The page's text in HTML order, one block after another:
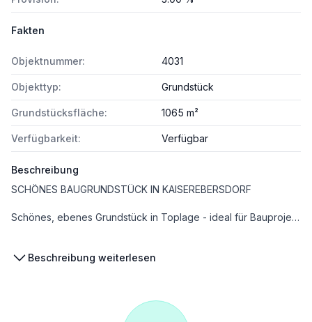
Fakten
Objektnummer: 4031
Objekttyp: Grundstück
Grundstücksfläche: 1065 m²
Verfügbarkeit: Verfügbar
Beschreibung
SCHÖNES BAUGRUNDSTÜCK IN KAISEREBERSDORF
Schönes, ebenes Grundstück in Toplage - ideal für Bauprojekte oder Einfamilienhaus!
* geschlossene Bebbauungsweise
Beschreibung weiterlesen